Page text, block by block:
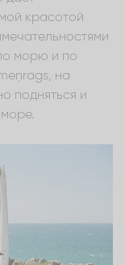
красотой
морю и по
на
подняться и